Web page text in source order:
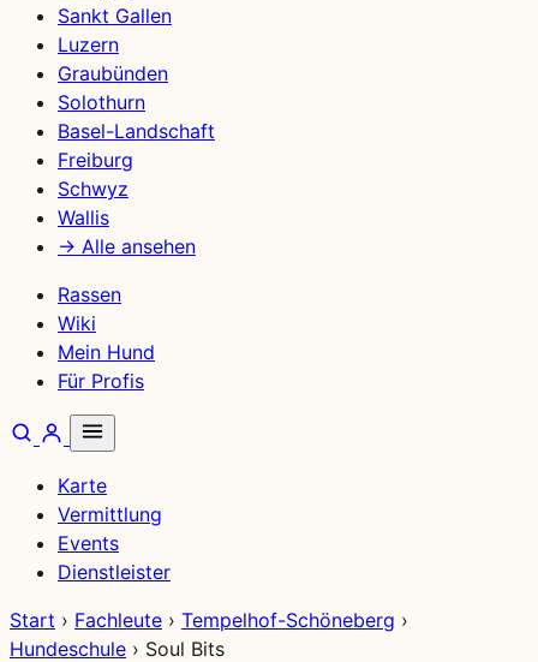
Sankt Gallen
Luzern
Graubünden
Solothurn
Basel-Landschaft
Freiburg
Schwyz
Wallis
→ Alle ansehen
Rassen
Wiki
Mein Hund
Für Profis
Karte
Vermittlung
Events
Dienstleister
Start › Fachleute › Tempelhof-Schöneberg ›
Hundeschule › Soul Bits